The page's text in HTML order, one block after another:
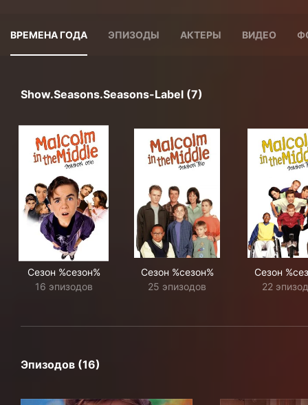
ВРЕМЕНА ГОДА ЭПИЗОДЫ АКТЕРЫ ВИДЕО
Show.seasons.seasons-Label (7)
Сезон %сезон%
16 эпизодов
Сезон %сезон%
25 эпизодов
Сезон
22
Эпизодов (16)